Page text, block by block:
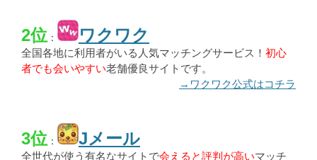
2位 ： ワクワク
全国各地に利用者がいる人気マッチングサービス！ 初心
者でも会いやすい老舗優良サイトです。
→ワクワク公式はコチラ
3位 ： Jメール
全世代が使う有名なサイトで会えると評判が高いマッチ